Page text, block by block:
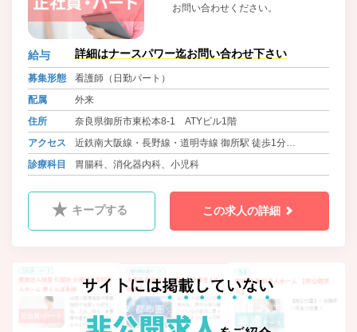
お問い合わせください。
給与 詳細はナースパワー迄お問い合わせ下さい
募集形態
看護師（日勤パート）
配属
外来
住所
奈良県御所市東松本8-1 ATYビル1階
アクセス
近鉄南大阪線・長野線・道明寺線 御所駅 徒歩1分
JR関西本線・大和路線 御所駅 徒歩2分
診療科目 胃腸科、消化器内科、小児科
キープする この求人の詳細